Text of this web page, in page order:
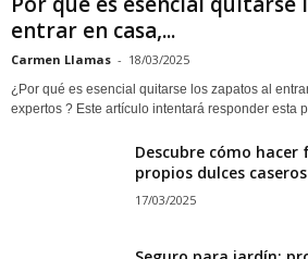
entrar en casa,...
Carmen Llamas - 18/03/2025
¿Por qué es esencial quitarse los zapatos al
expertos ? Este artículo intentará responder esta
Descubre cómo
propios dulces caseros
17/03/2025